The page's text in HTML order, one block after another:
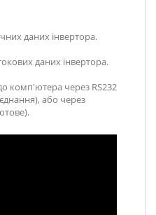
даних інвертора.
даних інвертора.
комп'ютера через RS232
або через